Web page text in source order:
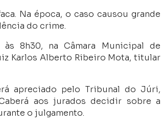
Na época, o caso causou grande
do crime.
8h30, na Câmara Municipal de
Karlos Alberto Ribeiro Mota, titular
apreciado pelo Tribunal do Júri,
aos jurados decidir sobre a
o julgamento.